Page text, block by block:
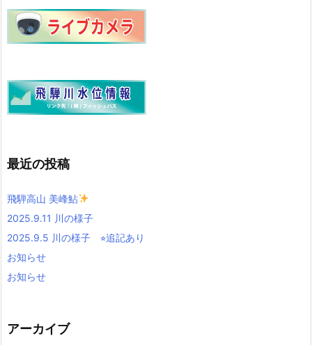
最近の投稿
飛騨高山 美峰鮎
2025.9.11 川の様子
2025.9.5 川の様子 ⭐︎追記あり
お知らせ
お知らせ
アーカイブ